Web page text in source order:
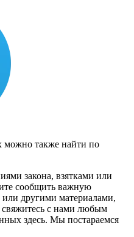
можно также найти по
закона, взятками или
сообщить важную
другими материалами,
с нами любым
здесь. Мы постараемся